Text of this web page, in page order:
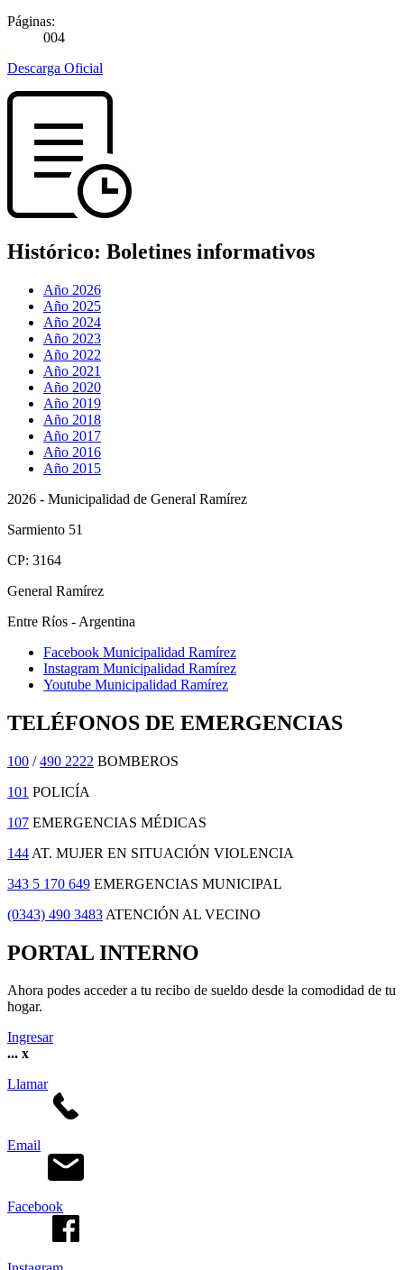
Páginas:
004
Descarga Oficial
Histórico: Boletines informativos
Año 2026
Año 2025
Año 2024
Año 2023
Año 2022
Año 2021
Año 2020
Año 2019
Año 2018
Año 2017
Año 2016
Año 2015
2026 - Municipalidad de General Ramírez
Sarmiento 51
CP: 3164
General Ramírez
Entre Ríos - Argentina
Facebook Municipalidad Ramírez
Instagram Municipalidad Ramírez
Youtube Municipalidad Ramírez
TELÉFONOS DE EMERGENCIAS
100 /490 2222 BOMBEROS
101 POLICÍA
107 EMERGENCIAS MÉDICAS
144 AT. MUJER EN SITUACIÓN VIOLENCIA
343 5 170 649 EMERGENCIAS MUNICIPAL
(0343) 490 3483 ATENCIÓN AL VECINO
PORTAL INTERNO
Ahora podes acceder a tu recibo de sueldo desde la comodidad de tu
hogar.
Ingresar
... x
Llamar
Email
Facebook